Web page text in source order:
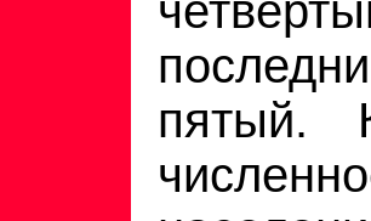
пятый.